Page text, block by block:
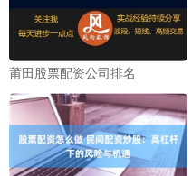
莆田股票配资公司排名